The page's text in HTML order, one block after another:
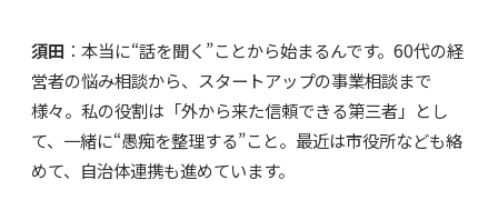
須田 ：本当に“話を聞く”ことから始まるんです。60代の経
営者の悩み相談から、スタートアップの事業相談まで
様々。私の役割は「外から来た信頼できる第三者」とし
て、一緒に“愚痴を整理する”こと。最近は市役所なども絡
めて、自治体連携も進めています。